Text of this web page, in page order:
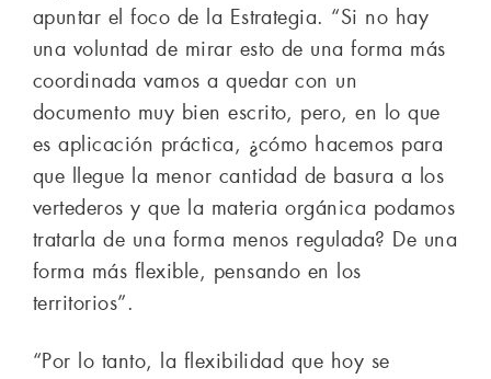
apuntar el foco de la Estrategia. “Si no hay
una voluntad de mirar esto de una forma más
coordinada vamos a quedar con un
documento muy bien escrito, pero, en lo que
es aplicación práctica, ¿cómo hacemos para
que llegue la menor cantidad de basura a los
vertederos y que la materia orgánica podamos
tratarla de una forma menos regulada? De una
forma más flexible, pensando en los
territorios”.
“Por lo tanto, la flexibilidad que hoy se